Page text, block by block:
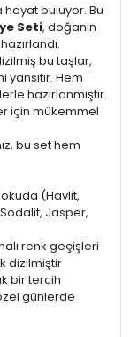
buluyor. Bu
Seti, doğanın
bu taşlar,
Hem
hazırlanmıştır.
için mükemmel
bu set hem
(Havlit,
Sodalit, Jasper,
renk geçişleri
dizilmiştir
bir tercih
günlerde